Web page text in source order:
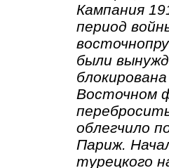
Кампания
период
были
Восточном
облегчило
Париж.
турецкого